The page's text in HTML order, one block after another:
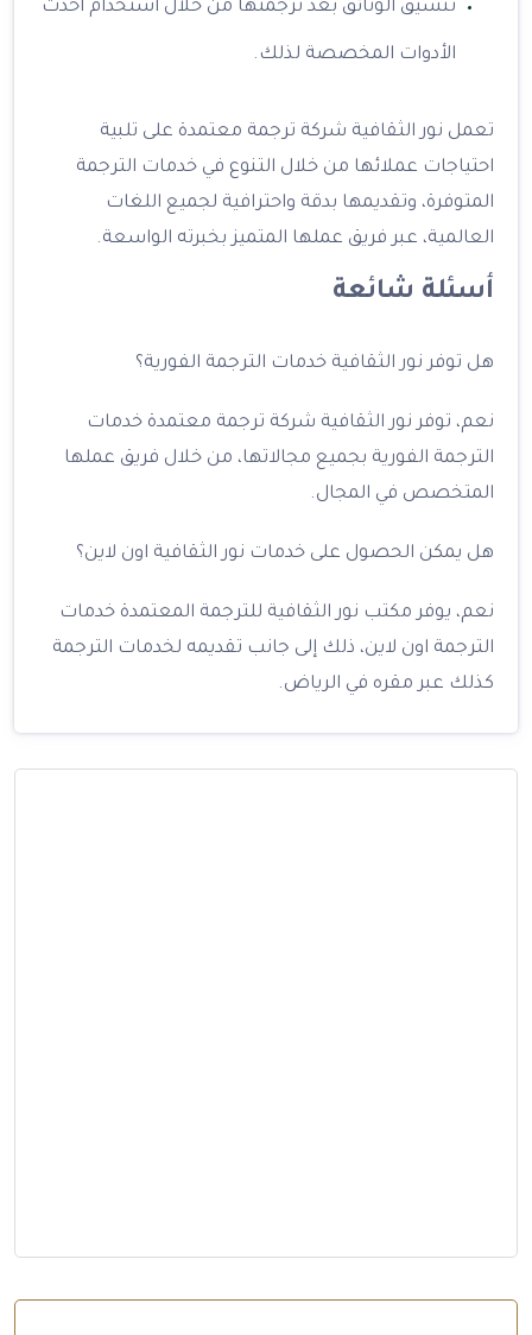
تنسيق الوثائق بعد ترجمتها من خلال استخدام أحدث
الأدوات المخصصة لذلك.
تعمل نور الثقافية شركة ترجمة معتمدة على تلبية
احتياجات عملائها من خلال التنوع في خدمات الترجمة
المتوفرة، وتقديمها بدقة واحترافية لجميع اللغات
العالمية، عبر فريق عملها المتميز بخبرته الواسعة.
أسئلة شائعة
هل توفر نور الثقافية خدمات الترجمة الفورية؟
نعم، توفر نور الثقافية شركة ترجمة معتمدة خدمات
الترجمة الفورية بجميع مجالاتها، من خلال فريق عملها
المتخصص في المجال.
هل يمكن الحصول على خدمات نور الثقافية اون لاين؟
نعم، يوفر مكتب نور الثقافية للترجمة المعتمدة خدمات
الترجمة اون لاين، ذلك إلى جانب تقديمه لخدمات الترجمة
كذلك عبر مقره في الرياض.